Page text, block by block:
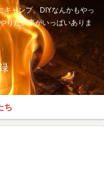
キャンプ、DIYなんかもやっ
りたい事がいっぱいありま
ち